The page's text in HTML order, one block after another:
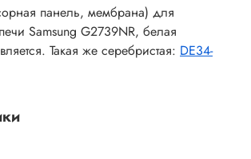
панель, мембрана) для
Samsung G2739NR, белая
Такая же серебристая: DE34-